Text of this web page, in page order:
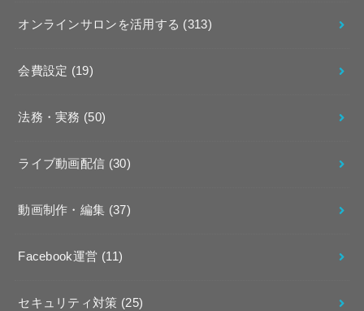
オンラインサロンを活用する (313)
会費設定 (19)
法務・実務 (50)
ライブ動画配信 (30)
動画制作・編集 (37)
Facebook運営 (11)
セキュリティ対策 (25)